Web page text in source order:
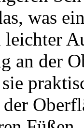
was
leichter
an der